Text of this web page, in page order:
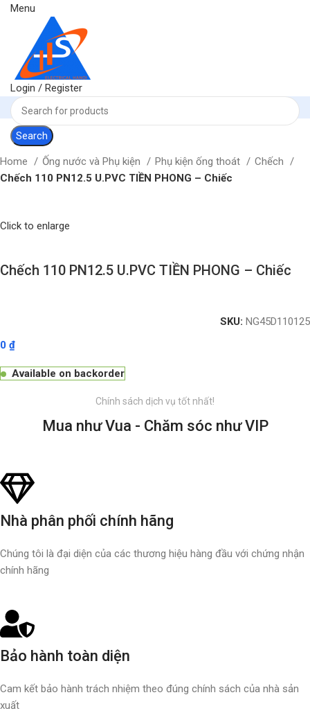
Menu
Login / Register
Search
Home Ống nước và Phụ kiện Phụ kiện ống thoát
Chếch
Chếch 110 PN12.5 U.PVC TIỀN PHONG – Chiếc
Click to enlarge
Chếch 110 PN12.5 U.PVC TIỀN PHONG – Chiếc
SKU: NG45D110125
0₫
Available on backorder
Chính sách dịch vụ tốt nhất!
Mua như Vua - Chăm sóc như VIP
Nhà phân phối chính hãng
Chúng tôi là đại diện của các thương hiệu hàng đầu với chứng nhận
chính hãng
Bảo hành toàn diện
Cam kết bảo hành trách nhiệm theo đúng chính sách của nhà sản
xuất